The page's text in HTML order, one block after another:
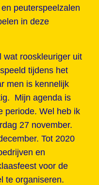
peuterspeelzalen
in deze
wat rooskleuriger uit
tijdens het
men is kennelijk
Mijn agenda is
periode. Wel heb ik
27 november.
Tot 2020
en
voor de
te organiseren.